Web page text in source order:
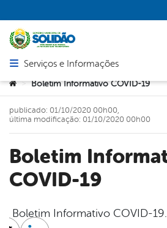
Abrir menu principal de navegação
Serviços e Informações
Você está aqui:
> Boletim Informativo COVID-19
Boletim Informativo
COVID-19
publicado: 01/10/2020 00h00,
última modificação: 01/10/2020 00h00
Boletim Informativo COVID-19.